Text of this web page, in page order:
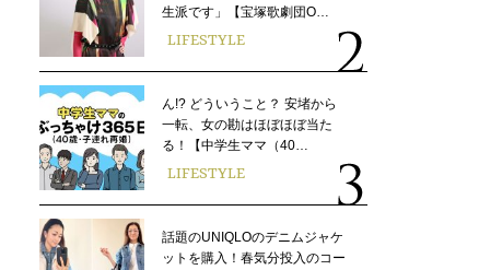
生派です」【宝塚歌劇団O…
LIFESTYLE
ん!? どういうこと？ 安堵から
一転、女の勘はほぼほぼ当た
る！【中学生ママ（40…
LIFESTYLE
話題のUNIQLOのデニムジャケ
ットを購入！春気分投入のコー